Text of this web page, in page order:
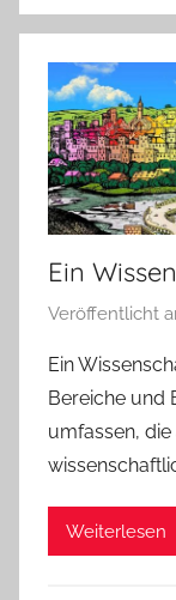
Ein
Veröffentlicht
Ein
Bereiche und
umfassen,
Weiterlesen